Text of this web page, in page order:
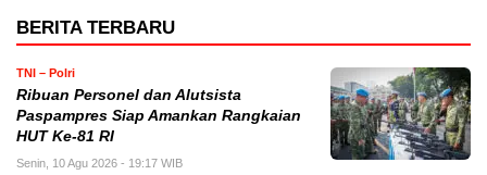
BERITA TERBARU
TNI – Polri
Ribuan Personel dan Alutsista
Paspampres Siap Amankan Rangkaian
HUT Ke-81 RI
Senin, 10 Agu 2026 - 19:17 WIB